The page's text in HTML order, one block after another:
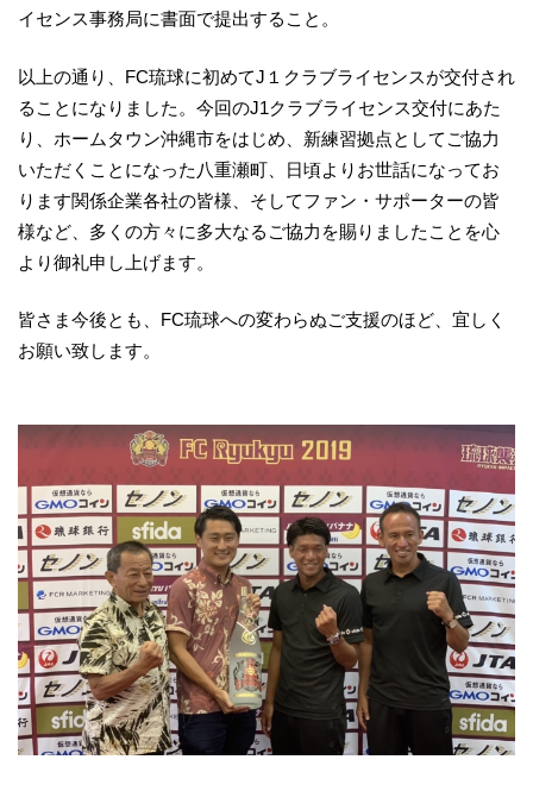
イセンス事務局に書面で提出すること。
以上の通り、FC琉球に初めてJ１クラブライセンスが交付され
ることになりました。今回のJ1クラブライセンス交付にあた
り、ホームタウン沖縄市をはじめ、新練習拠点としてご協力
いただくことになった八重瀬町、日頃よりお世話になってお
ります関係企業各社の皆様、そしてファン・サポーターの皆
様など、多くの方々に多大なるご協力を賜りましたことを心
より御礼申し上げます。
皆さま今後とも、FC琉球への変わらぬご支援のほど、宜しく
お願い致します。